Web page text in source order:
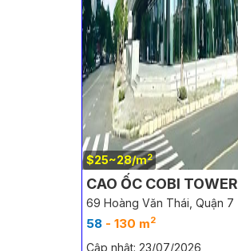
$25~28/m2
CAO ỐC COBI TOWER
69 Hoàng Văn Thái, Quận 7
58 - 130 m2
Cập nhật: 23/07/2026